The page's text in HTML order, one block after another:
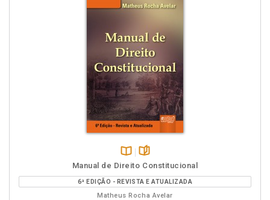
Disponível
na
B.V.
páginas
Manual de Direito Constitucional
6ª EDIÇÃO - REVISTA E ATUALIZADA
Matheus Rocha Avelar